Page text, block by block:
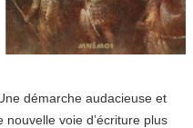
démarche audacieuse et
voie d’écriture plus